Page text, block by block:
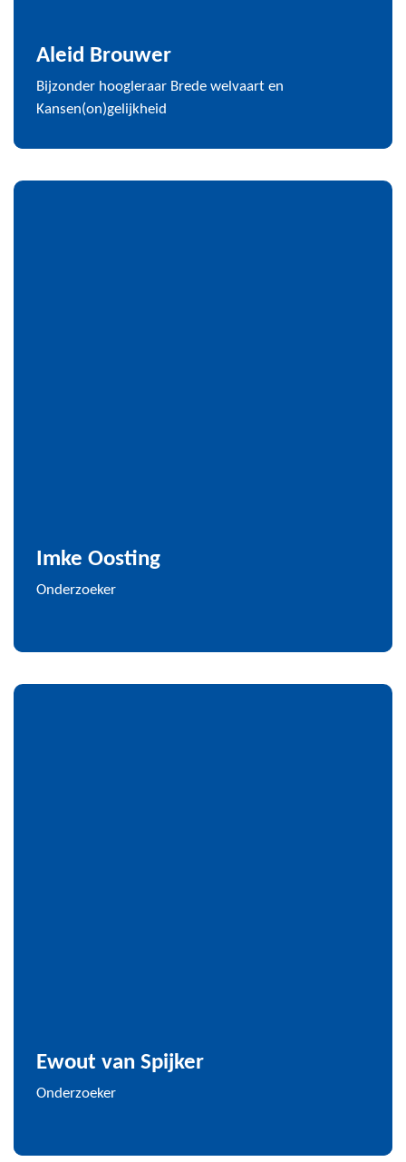
Aleid Brouwer
Bijzonder hoogleraar Brede welvaart en
Kansen(on)gelijkheid
Imke Oosting
Onderzoeker
Ewout van Spijker
Onderzoeker